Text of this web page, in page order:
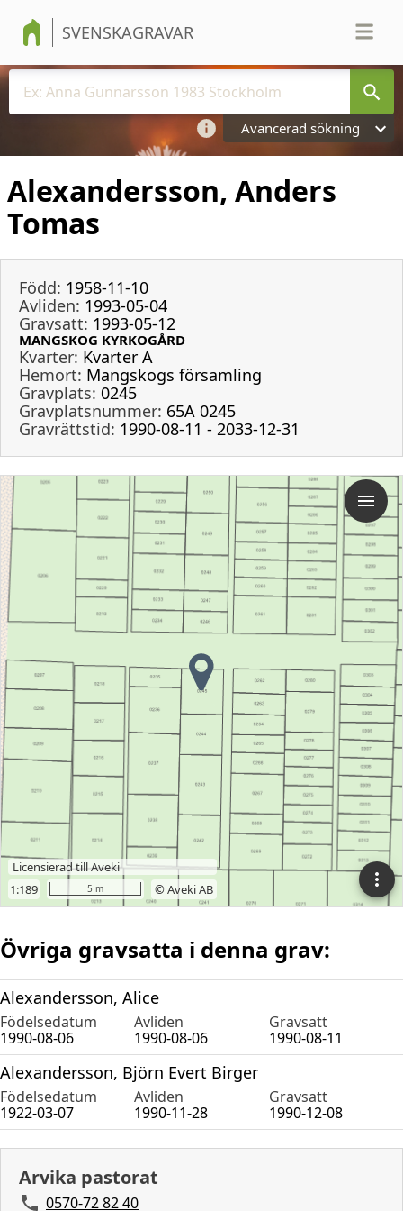
SVENSKAGRAVAR
Avancerad sökning
Alexandersson, Anders
Tomas
Född: 1958-11-10
Avliden: 1993-05-04
Gravsatt: 1993-05-12
MANGSKOG KYRKOGÅRD
Kvarter: Kvarter A
Hemort: Mangskogs församling
Gravplats: 0245
Gravplatsnummer: 65A 0245
Gravrättstid: 1990-08-11 - 2033-12-31
Övriga gravsatta i denna grav:
Alexandersson, Alice
Födelsedatum Avliden
Gravsatt
1990-08-06
1990-08-06 1990-08-11
Alexandersson, Björn Evert Birger
Födelsedatum Avliden
Gravsatt
1922-03-07
1990-11-28 1990-12-08
Arvika pastorat
0570-72 82 40